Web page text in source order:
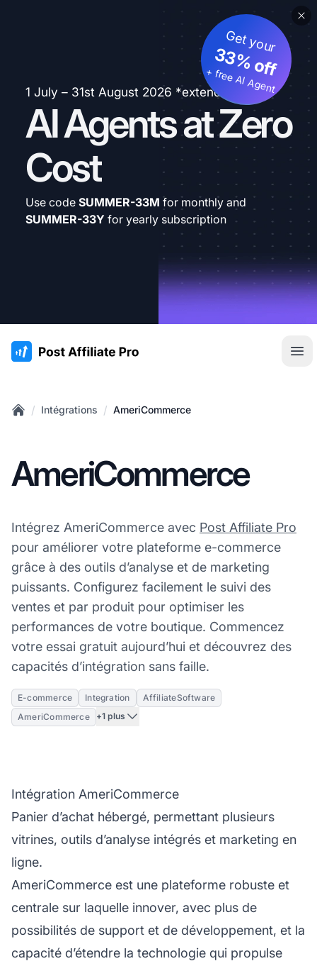
1 July – 31st August 2026 *extended
AI Agents at Zero
Cost
Get your
33% off
+ free AI Agent
Use code SUMMER-33M for monthly and
SUMMER-33Y for yearly subscription
:site.title
/ Intégrations / AmeriCommerce
AmeriCommerce
Intégrez AmeriCommerce avec Post Affiliate Pro
pour améliorer votre plateforme e-commerce
grâce à des outils d’analyse et de marketing
puissants. Configurez facilement le suivi des
ventes et par produit pour optimiser les
performances de votre boutique. Commencez
votre essai gratuit aujourd’hui et découvrez des
capacités d’intégration sans faille.
E-commerce Integration
AffiliateSoftware
AmeriCommerce
+1 plus
Intégration AmeriCommerce
Panier d’achat hébergé, permettant plusieurs
vitrines, outils d’analyse intégrés et marketing en
ligne.
AmeriCommerce est une plateforme robuste et
centrale sur laquelle innover, avec plus de
possibilités de support et de développement, et la
capacité d’étendre la technologie qui propulse